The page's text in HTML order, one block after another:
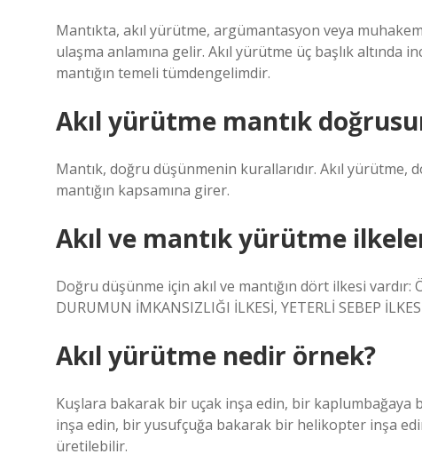
Mantıkta, akıl yürütme, argümantasyon veya
ulaşma anlamına gelir. Akıl yürütme üç başlık altında
mantığın temeli tümdengelimdir.
Akıl yürütme mantık
Mantık, doğru düşünmenin kurallarıdır. Akıl yürütme,
mantığın kapsamına girer.
Akıl ve mantık yürütme
Doğru düşünme için akıl ve mantığın dört ilkesi vardır:
DURUMUN İMKANSIZLIĞI İLKESİ, YETERLİ SEBEP
Akıl yürütme nedir örnek?
Kuşlara bakarak bir uçak inşa edin, bir kaplumbağaya
inşa edin, bir yusufçuğa bakarak bir helikopter inşa
üretilebilir.